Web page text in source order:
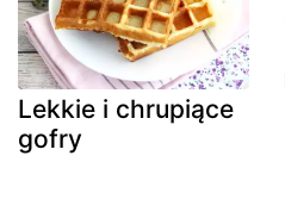
Lekkie i chrupiące
gofry